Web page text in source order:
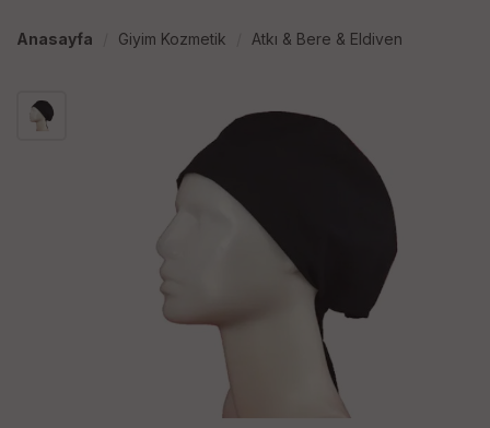
Anasayfa Giyim Kozmetik Atkı & Bere & Eldiven